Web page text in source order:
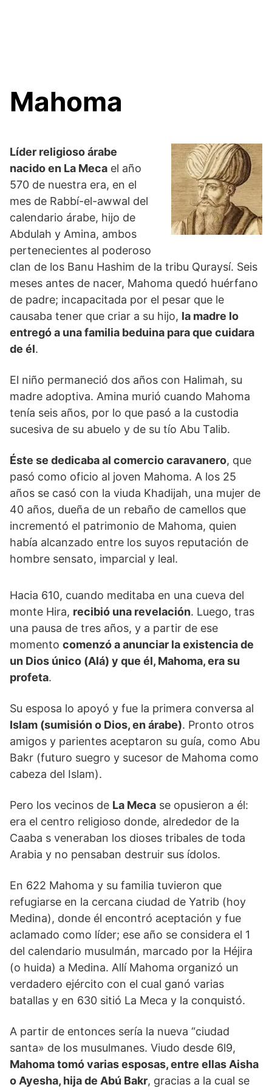
Mahoma
Líder religioso árabe
nacido en La Meca el año
570 de nuestra era, en el
mes de Rabbí-el-awwal del
calendario árabe, hijo de
Abdulah y Amina, ambos
pertenecientes al poderoso
clan de los Banu Hashim de la tribu Quraysí. Seis
meses antes de nacer, Mahoma quedó huérfano
de padre; incapacitada por el pesar que le
causaba tener que criar a su hijo, la madre lo
entregó a una familia beduina para que cuidara
de él.
El niño permaneció dos años con Halimah, su
madre adoptiva. Amina murió cuando Mahoma
tenía seis años, por lo que pasó a la custodia
sucesiva de su abuelo y de su tío Abu Talib.
Éste se dedicaba al comercio caravanero, que
pasó como oficio al joven Mahoma. A los 25
años se casó con la viuda Khadijah, una mujer de
40 años, dueña de un rebaño de camellos que
incrementó el patrimonio de Mahoma, quien
había alcanzado entre los suyos reputación de
hombre sensato, imparcial y leal.
Hacia 610, cuando meditaba en una cueva del
monte Hira, recibió una revelación. Luego, tras
una pausa de tres años, y a partir de ese
momento comenzó a anunciar la existencia de
un Dios único (Alá) y que él, Mahoma, era su
profeta.
Su esposa lo apoyó y fue la primera conversa al
Islam (sumisión o Dios, en árabe). Pronto otros
amigos y parientes aceptaron su guía, como Abu
Bakr (futuro suegro y sucesor de Mahoma como
cabeza del Islam).
Pero los vecinos de La Meca se opusieron a él:
era el centro religioso donde, alrededor de la
Caaba s veneraban los dioses tribales de toda
Arabia y no pensaban destruir sus ídolos.
En 622 Mahoma y su familia tuvieron que
refugiarse en la cercana ciudad de Yatrib (hoy
Medina), donde él encontró aceptación y fue
aclamado como líder; ese año se considera el 1
del calendario musulmán, marcado por la Héjira
(o huida) a Medina. Allí Mahoma organizó un
verdadero ejército con el cual ganó varias
batallas y en 630 sitió La Meca y la conquistó.
A partir de entonces sería la nueva “ciudad
santa» de los musulmanes. Viudo desde 6l9,
Mahoma tomó varias esposas, entre ellas Aisha
o Ayesha, hija de Abú Bakr, gracias a la cual se